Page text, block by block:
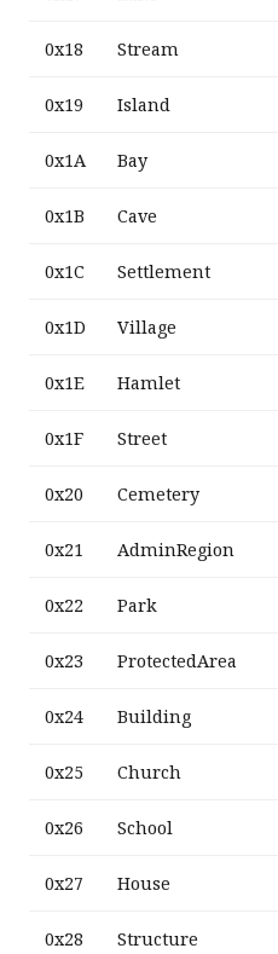
0x18 Stream
0x19 Island
0x1A Bay
0x1B Cave
0x1C Settlement
0x1D Village
0x1E Hamlet
0x1F Street
0x20 Cemetery
0x21 AdminRegion
0x22 Park
0x23 ProtectedArea
0x24 Building
0x25 Church
0x26 School
0x27 House
0x28 Structure